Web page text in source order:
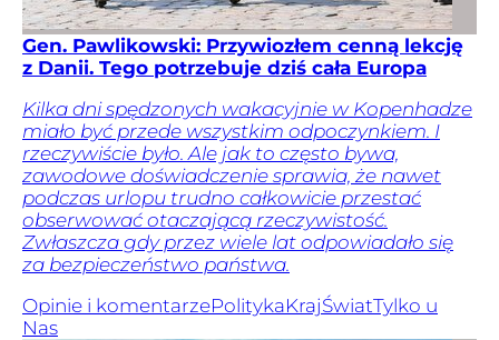
Gen. Pawlikowski: Przywiozłem cenną lekcję
z Danii. Tego potrzebuje dziś cała Europa
Kilka dni spędzonych wakacyjnie w Kopenhadze
miało być przede wszystkim odpoczynkiem. I
rzeczywiście było. Ale jak to często bywa,
zawodowe doświadczenie sprawia, że nawet
podczas urlopu trudno całkowicie przestać
obserwować otaczającą rzeczywistość.
Zwłaszcza gdy przez wiele lat odpowiadało się
za bezpieczeństwo państwa.
Opinie i komentarzePolitykaKrajŚwiatTylko u
Nas